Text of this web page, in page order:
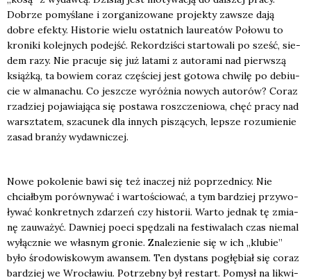
Dobrze pomy­śla­ne i zor­ga­ni­zo­wa­ne pro­jek­ty zawsze dają
dobre efek­ty. Histo­rie wie­lu ostat­nich lau­re­atów Poło­wu to
kro­ni­ki kolej­nych podejść. Rekor­dzi­ści star­to­wa­li po sześć, sie­
dem razy. Nie pra­cu­je się już lata­mi z auto­ra­mi nad pierw­szą
książ­ką, ta bowiem coraz czę­ściej jest goto­wa chwi­lę po debiu­
cie w alma­na­chu. Co jesz­cze wyróż­nia nowych auto­rów? Coraz
rza­dziej poja­wia­ją­ca się posta­wa rosz­cze­nio­wa, chęć pra­cy nad
warsz­ta­tem, sza­cu­nek dla innych piszą­cych, lep­sze rozu­mie­nie
zasad bran­ży wydaw­ni­czej.
Nowe poko­le­nie bawi się też ina­czej niż poprzed­ni­cy. Nie
chciał­bym porów­ny­wać i war­to­ścio­wać, a tym bar­dziej przy­wo­
ły­wać kon­kret­nych zda­rzeń czy histo­rii. War­to jed­nak tę zmia­
nę zauwa­żyć. Daw­niej poeci spę­dza­li na festi­wa­lach czas nie­mal
wyłącz­nie we wła­snym gro­nie. Zna­le­zie­nie się w ich „klu­bie”
było śro­do­wi­sko­wym awan­sem. Ten dystans pogłę­biał się coraz
bar­dziej we Wro­cła­wiu. Potrzeb­ny był restart. Pomysł na likwi­